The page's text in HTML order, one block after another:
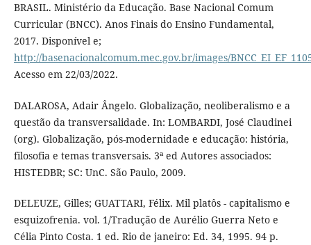
BRASIL. Ministério da Educação. Base Nacional Comum
Curricular (BNCC). Anos Finais do Ensino Fundamental,
2017. Disponível e;
http://basenacionalcomum.mec.gov.br/images/
Acesso em 22/03/2022.
DALAROSA, Adair Ângelo. Globalização, neoliberalismo e a
questão da transversalidade. In: LOMBARDI, José Claudinei
(org). Globalização, pós-modernidade e educação: história,
filosofia e temas transversais. 3ª ed Autores associados:
HISTEDBR; SC: UnC. São Paulo, 2009.
DELEUZE, Gilles; GUATTARI, Félix. Mil platôs - capitalismo e
esquizofrenia. vol. 1/Tradução de Aurélio Guerra Neto e
Célia Pinto Costa. 1 ed. Rio de janeiro: Ed. 34, 1995. 94 p.